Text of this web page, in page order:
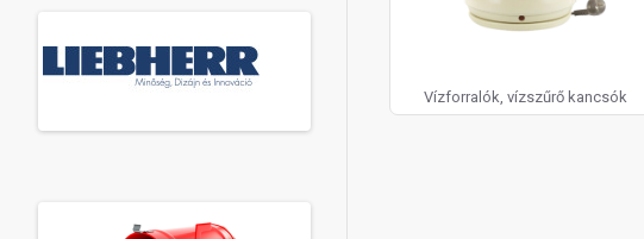
Vízforralók, vízszűrő kancsók